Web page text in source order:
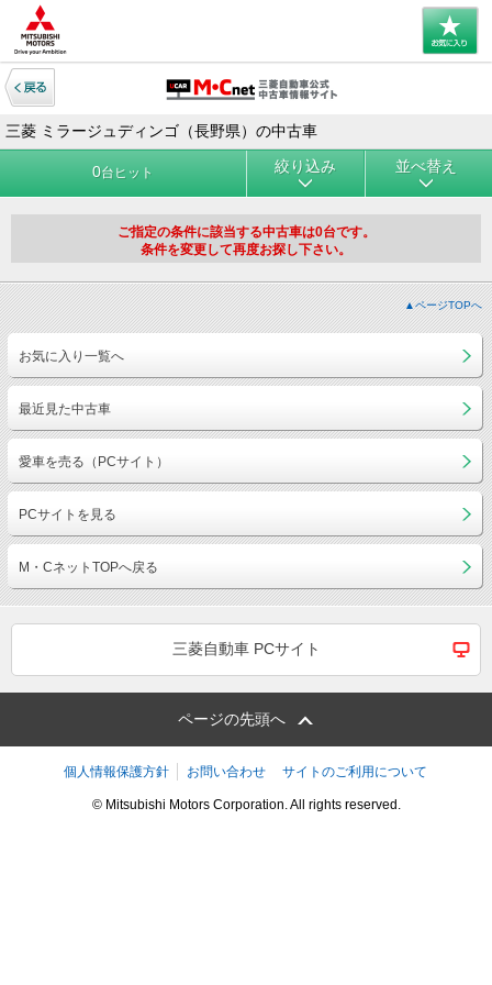
三菱 ミラージュディンゴ（長野県）の中古車
0台ヒット 絞り込み 並べ替え
ご指定の条件に該当する中古車は0台です。
条件を変更して再度お探し下さい。
▲ページTOPへ
お気に入り一覧へ
最近見た中古車
愛車を売る（PCサイト）
PCサイトを見る
M・CネットTOPへ戻る
三菱自動車 PCサイト
ページの先頭へ
個人情報保護方針 お問い合わせ サイトのご利用について
© Mitsubishi Motors Corporation. All rights reserved.